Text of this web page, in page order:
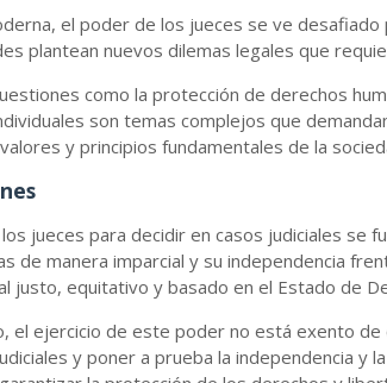
el poder de los jueces se ve
plantean nuevos dilemas legales que
como la protección de derechos
son temas complejos que
y principios fundamentales de la
jueces para decidir en casos judiciales se
de manera imparcial y su independencia
justo, equitativo y basado en el Estado de
el ejercicio de este poder no está exento
y poner a prueba la independencia y